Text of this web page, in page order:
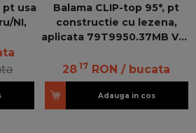
pt usa
NI,
Balama CLIP-top 95*, pt
constructie cu lezena,
aplicata 79T9950.37MB V50
28 17 RON / bucata
Adauga in cos